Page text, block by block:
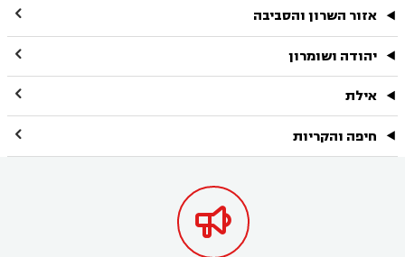
אזור השרון והסביבה 
יהודה ושומרון 
אילת 
חיפה והקריות 
